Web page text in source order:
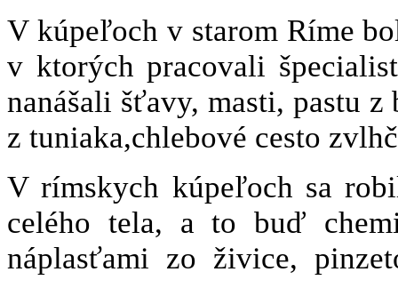
V kúpeľoch v starom Ríme
v ktorých pracovali
nanášali šťavy, masti, pastu
z tuniaka,chlebové cesto
V rímskych kúpeľoch sa
celého tela, a to buď
náplasťami zo živice,